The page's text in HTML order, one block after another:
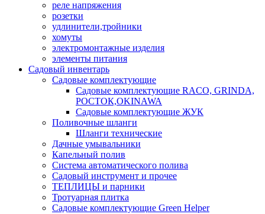
реле напряжения
розетки
удлинители,тройники
хомуты
электромонтажные изделия
элементы питания
Садовый инвентарь
Садовые комплектующие
Садовые комплектующие RACO, GRINDA,
РОСТОК,OKINAWA
Садовые комплектующие ЖУК
Поливочные шланги
Шланги технические
Дачные умывальники
Капельный полив
Система автоматического полива
Садовый инструмент и прочее
ТЕПЛИЦЫ и парники
Тротуарная плитка
Садовые комплектующие Green Helper